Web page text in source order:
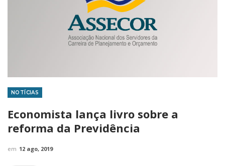
NOTÍCIAS
Economista lança livro sobre a
reforma da Previdência
em 12 ago, 2019